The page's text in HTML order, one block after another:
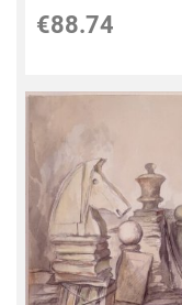
€88.74